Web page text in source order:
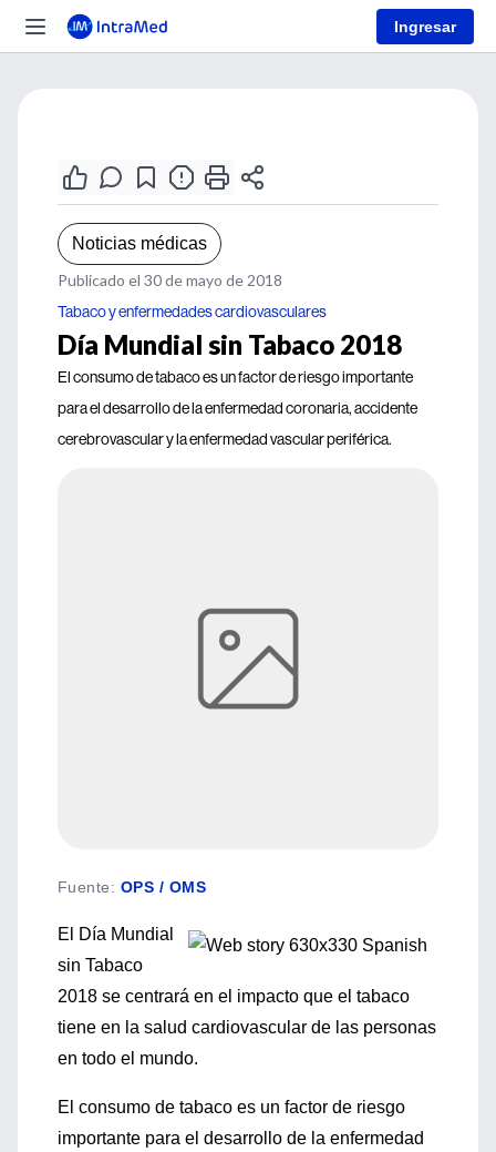
Ingresar
Noticias médicas
Publicado el 30 de mayo de 2018
Tabaco y enfermedades cardiovasculares
Día Mundial sin Tabaco 2018
El consumo de tabaco es un factor de riesgo importante
para el desarrollo de la enfermedad coronaria, accidente
cerebrovascular y la enfermedad vascular periférica.
Fuente: OPS / OMS
El Día Mundial
sin Tabaco
2018 se centrará en el impacto que el tabaco
tiene en la salud cardiovascular de las personas
en todo el mundo.
El consumo de tabaco es un factor de riesgo
importante para el desarrollo de la enfermedad